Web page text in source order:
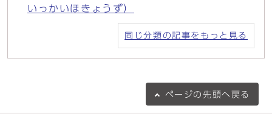
いっかいほきょうず）
同じ分類の記事をもっと見る
ページの 先頭へ戻る